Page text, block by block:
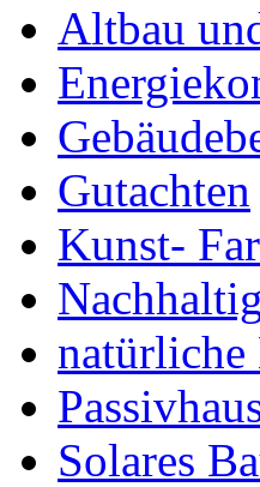
Altbau
Gutachten
Kunst-
natürliche
Solares